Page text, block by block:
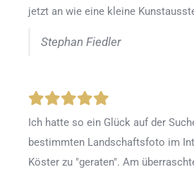
jetzt an wie eine kleine
Stephan Fiedler
Ich hatte so ein Glück auf der
bestimmten Landschaftsfoto im
Köster zu "geraten". Am